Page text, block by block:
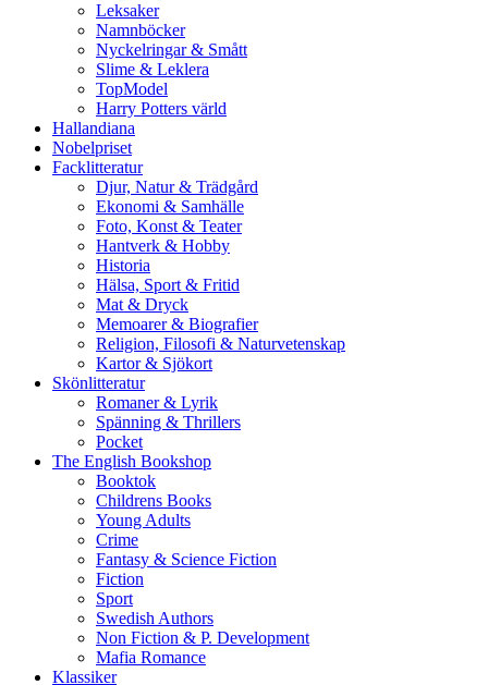
Leksaker
Namnböcker
Nyckelringar & Smått
Slime & Leklera
TopModel
Harry Potters värld
Hallandiana
Nobelpriset
Facklitteratur
Djur, Natur & Trädgård
Ekonomi & Samhälle
Foto, Konst & Teater
Hantverk & Hobby
Historia
Hälsa, Sport & Fritid
Mat & Dryck
Memoarer & Biografier
Religion, Filosofi & Naturvetenskap
Kartor & Sjökort
Skönlitteratur
Romaner & Lyrik
Spänning & Thrillers
Pocket
The English Bookshop
Booktok
Childrens Books
Young Adults
Crime
Fantasy & Science Fiction
Fiction
Sport
Swedish Authors
Non Fiction & P. Development
Mafia Romance
Klassiker